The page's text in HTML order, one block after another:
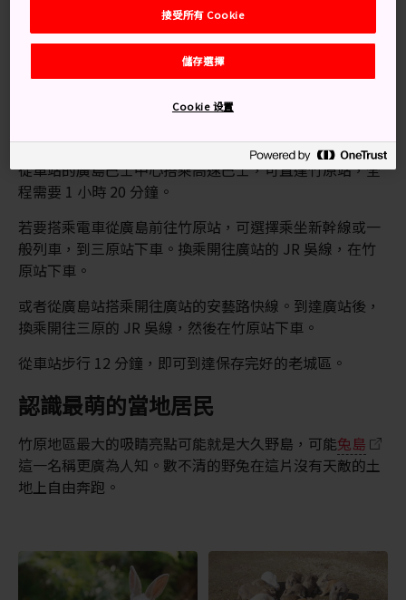
交通方式
從廣島到竹原的最佳交通方式是乘坐電車，或者先坐電車
從車站的廣島巴士中心搭乘高速巴士，可直達竹原站，全
程需要 1 小時 20 分鐘。
若要搭乘電車從廣島前往竹原站，可選擇乘坐新幹線或一
般列車，到三原站下車。換乘開往廣站的 JR 吳線，在竹
原站下車。
或者從廣島站搭乘開往廣站的安藝路快線。到達廣站後，
換乘開往三原的 JR 吳線，然後在竹原站下車。
從車站步行 12 分鐘，即可到達保存完好的老城區。
認識最萌的當地居民
竹原地區最大的吸睛亮點可能就是大久野島，可能兔島
這一名稱更廣為人知。數不清的野兔在這片沒有天敵的土
地上自由奔跑。
接受所有 Cookie
儲存選擇
Cookie 设置